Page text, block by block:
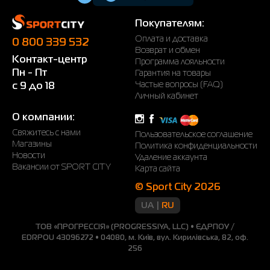
0 800 339 532
Контакт-центр
Пн - Пт
с 9 до 18
Покупателям:
Оплата и доставка
Возврат и обмен
Программа лояльности
Гарантия на товары
Частые вопросы (FAQ)
Личный кабинет
О компании:
Свяжитесь с нами
Магазины
Новости
Вакансии от SPORT CITY
Пользовательское соглашение
Политика конфиденциальности
Удаление аккаунта
Карта сайта
© Sport City 2026
UA RU
ТОВ «ПРОГРЕССІЯ» (PROGRESSIYA, LLC) • ЄДРПОУ /
EDRPOU 43096272 • 04080, м. Київ, вул. Кирилівська, 82, оф.
256